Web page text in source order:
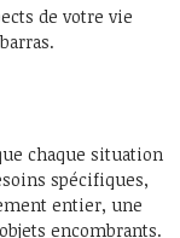
de votre vie
chaque situation
spécifiques,
entier, une
encombrants.